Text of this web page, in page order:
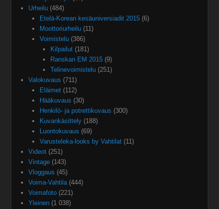
Urheilu (484)
Etelä-Korean kesäuniversiadit 2015(6)
Moottoriurheilu(11)
Voimistelu(386)
Kilpailut (181)
Ranskan EM 2015 (9)
Telinevoimistelu (251)
Valokuvaus (711)
Eläimet(112)
Hääkuvaus (30)
Henkilö- ja potrettikuvaus (300)
Kuvankäsittely(188)
Luontokuvaus (69)
Varusteleka-looks by Vahtilat(11)
Videot (251)
Vintage (143)
Vloggaus (45)
Voima-Vahtila(444)
Voimafoto (221)
Yleinen (1 038)